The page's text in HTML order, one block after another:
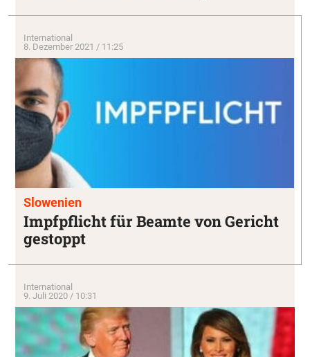
International
8. Dezember 2021 / 11:25
Slowenien
Impfpflicht für Beamte von Gericht
gestoppt
International
9. Juli 2020 / 10:31